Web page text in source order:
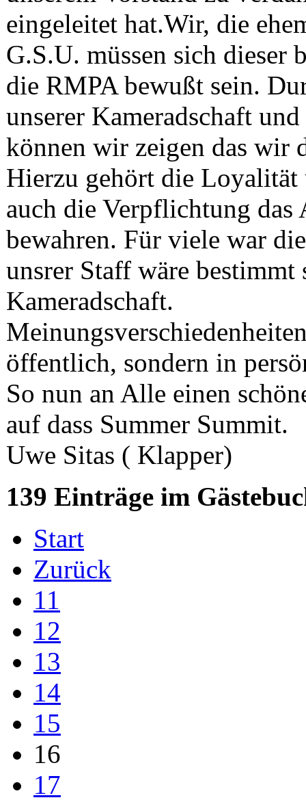
eingeleitet hat.Wir, die
G.S.U. müssen sich dieser
die RMPA bewußt sein.
unserer Kameradschaft
können wir zeigen das wir
Hierzu gehört die Loyalität
auch die Verpflichtung das
bewahren. Für viele war
unsrer Staff wäre bestimmt
Kameradschaft.
öffentlich, sondern in
So nun an Alle einen
auf dass Summer Summit.
Uwe Sitas ( Klapper)
139 Einträge im
Start
Zurück
11
12
13
14
15
16
17